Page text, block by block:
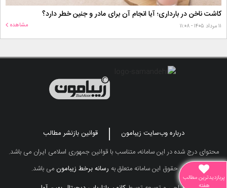
کاشت ناخن در بارداری؛ آیا انجام آن برای مادر و جنین خطر دارد؟
۱۱ مرداد ۱۴۰۵ - ۱۱:۰۸ مشاهده
درباره وب‌سایت زیبامون
قوانین بازنشر مطالب
محتوای درج شده در این سامانه، متناسب با قوانین جمهوری اسلامی ایران می باشد.
تمامی حقوق این سامانه متعلق به رسانه برخط زیبامونمی باشد.
پربازدیدترین مطالب
هفته